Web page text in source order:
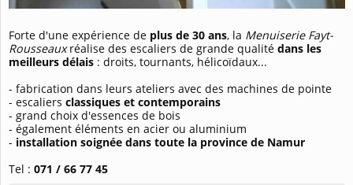
Forte d'une expérience de plus de 30 ans, la Menuiserie Fayt-
Rousseauxréalise des escaliers de grande qualité dans les
meilleurs délais : droits, tournants, hélicoïdaux...
- fabrication dans leurs ateliers avec des machines de pointe
- escaliers classiques et contemporains
- grand choix d'essences de bois
- également éléments en acier ou aluminium
- installation soignée dans toute la province de Namur
Tel : 071 / 66 77 45